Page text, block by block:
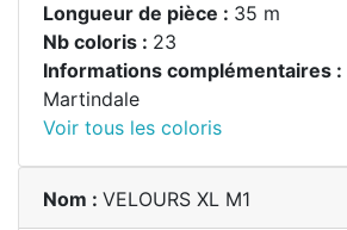
Longueur de pièce : 35 m
Nb coloris : 23
Informations complémentaires :
Martindale
Voir tous les coloris
Nom : VELOURS XL M1